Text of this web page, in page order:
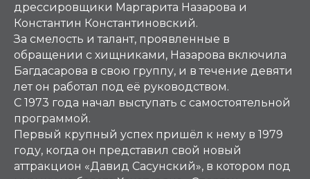
дрессировщики Маргарита Назарова и
Константин Константиновский.
За смелость и талант, проявленные в
обращении с хищниками, Назарова включила
Багдасарова в свою группу, и в течение девяти
лет он работал под её руководством.
С 1973 года начал выступать с самостоятельной
программой.
Первый крупный успех пришёл к нему в 1979
году, когда он представил свой новый
аттракцион «Давид Сасунский», в котором под